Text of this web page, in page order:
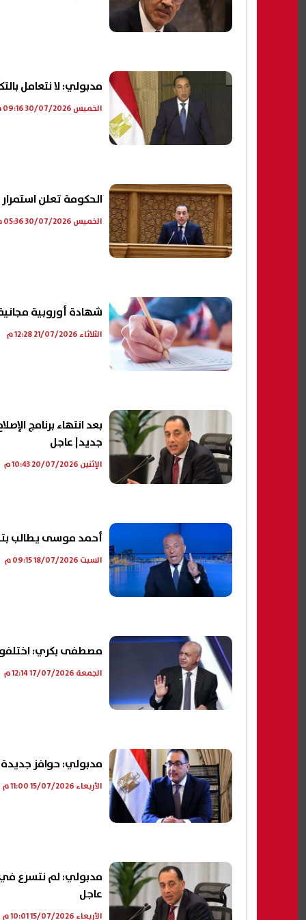
مدبولي: لا نتعامل
الخميس 30/07/2026 09:16 م
الحكومة تعلن
الخميس 30/07/2026 05:36 م
شهادة أوروبية
الثلاثاء 21/07/2026 12:28 م
بعد انتهاء برنامج
جديد| عاجل
الإثنين 20/07/2026 10:43 م
أحمد موسى يطالب
السبت 18/07/2026 09:15 م
مصطفى بكري:
الجمعة 17/07/2026 12:14 م
مدبولي: حوافز جديدة
الأربعاء 15/07/2026 11:00 م
مدبولي: لم نتسرع
عاجل
الأربعاء 15/07/2026 10:01 م